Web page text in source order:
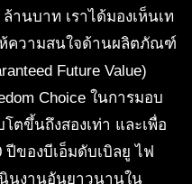
านบาท เราได้มองเห็นเท
ห้ความสนใจด้านผลิตภัณฑ์
Future Value)
Choice ในการมอบ
ตขึ้นถึงสองเท่า และเพื่อ
ปีของบีเอ็มดับเบิลยู ไฟ
นงานอันยาวนานใน